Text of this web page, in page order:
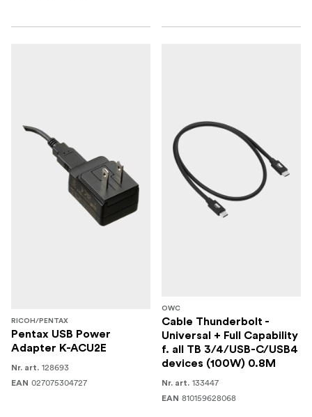
RICOH/PENTAX
Pentax USB Power
Adapter K-ACU2E
Nr. art. 128693
EAN 027075304727
OWC
Cable Thunderbolt -
Universal + Full Capability
f. all TB 3/4/USB-C/USB4
devices (100W) 0.8M
Nr. art. 133447
EAN 810159628068